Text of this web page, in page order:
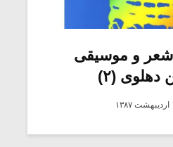
شعر و موسیقی
دهلوی (۲)
۱۳۸۷